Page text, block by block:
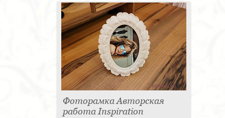
Фоторамка Авторская
работа Inspiration